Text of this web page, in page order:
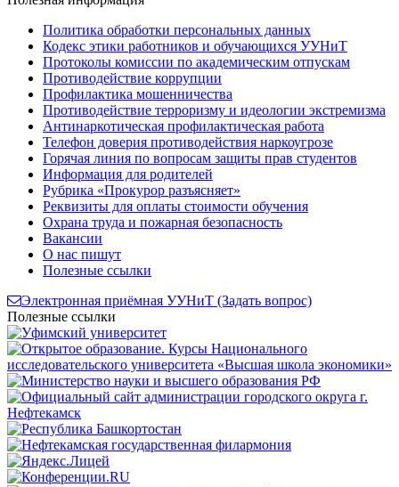
Политика обработки персональных данных
Кодекс этики работников и обучающихся УУНиТ
Протоколы комиссии по академическим отпускам
Противодействие коррупции
Профилактика мошенничества
Противодействие терроризму и идеологии экстремизма
Антинаркотическая профилактическая работа
Телефон доверия противодействия наркоугрозе
Горячая линия по вопросам защиты прав студентов
Информация для родителей
Рубрика «Прокурор разъясняет»
Реквизиты для оплаты стоимости обучения
Охрана труда и пожарная безопасность
Вакансии
О нас пишут
Полезные ссылки
Электронная приёмная УУНиТ (Задать вопрос)
Полезные ссылки